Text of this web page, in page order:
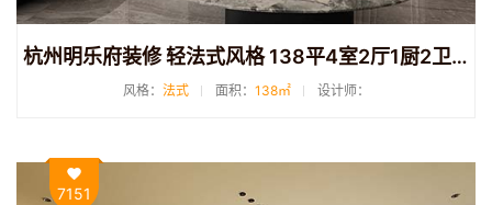
杭州明乐府装修 轻法式风格 138平4室2厅1厨2卫装修
风格： 法式 面积： 138㎡ 设计师：
7151